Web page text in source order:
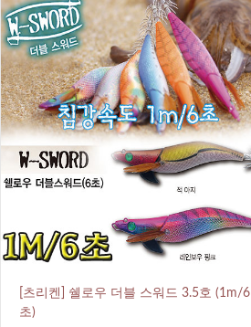
[츠리켄] 쉘로우 더블 스워드 3.5호 (1m/6
초)